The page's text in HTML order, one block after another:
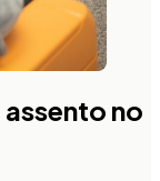
no